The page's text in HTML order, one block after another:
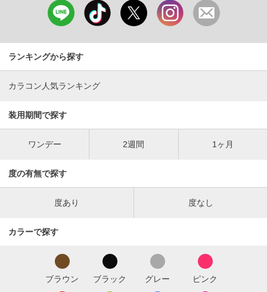
ランキングから探す
カラコン人気ランキング
装用期間で探す
ワンデー 2週間 1ヶ月
度の有無で探す
度あり 度なし
カラーで探す
ブラウン ブラック グレー ピンク